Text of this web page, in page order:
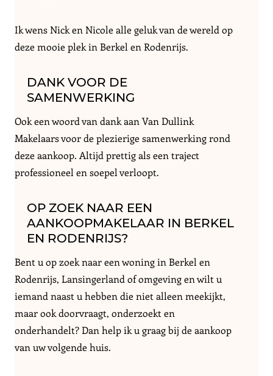
Ik wens Nick en Nicole alle geluk van de wereld op
deze mooie plek in Berkel en Rodenrijs.
DANK VOOR DE
SAMENWERKING
Ook een woord van dank aan Van Dullink
Makelaars voor de plezierige samenwerking rond
deze aankoop. Altijd prettig als een traject
professioneel en soepel verloopt.
OP ZOEK NAAR EEN
AANKOOPMAKELAAR IN BERKEL
EN RODENRIJS?
Bent u op zoek naar een woning in Berkel en
Rodenrijs, Lansingerland of omgeving en wilt u
iemand naast u hebben die niet alleen meekijkt,
maar ook doorvraagt, onderzoekt en
onderhandelt? Dan help ik u graag bij de aankoop
van uw volgende huis.